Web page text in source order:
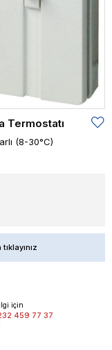
Termostatı
(8-30°C)
için
459 77 37